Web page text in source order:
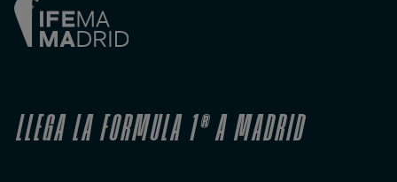
LLEGA LA FORMULA 1®A MADRID